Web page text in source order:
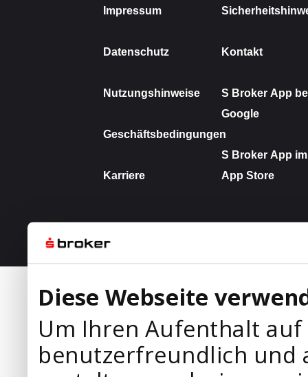
Diese Webseite
Um Ihren Aufenthalt
benutzerfreundlich und